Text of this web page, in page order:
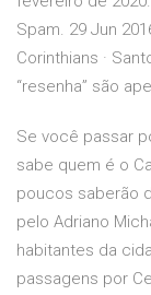
Spam. 29 Jun
Corinthians ·
“resenha” são
Se você passar
sabe quem é o
poucos saberão
pelo Adriano
habitantes da
passagens por